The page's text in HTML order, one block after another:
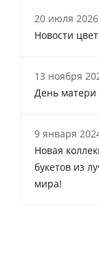
20 июля 2026
Новости
13 ноября
День матери
9 января
Новая
букетов из
мира!